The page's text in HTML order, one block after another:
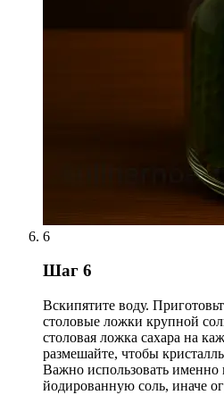
6
Шаг 6
Вскипятите воду.
столовые ложки крупной
столовая ложка сахара на
размешайте, чтобы
Важно использовать
йодированную соль, иначе